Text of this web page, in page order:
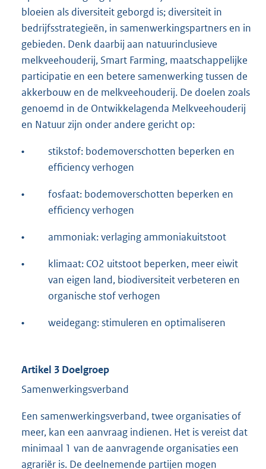
bloeien als diversiteit geborgd is; diversiteit in
bedrijfsstrategieën, in samenwerkingspartners en in
gebieden. Denk daarbij aan natuurinclusieve
melkveehouderij, Smart Farming, maatschappelijke
participatie en een betere samenwerking tussen de
akkerbouw en de melkveehouderij. De doelen zoals
genoemd in de Ontwikkelagenda Melkveehouderij
en Natuur zijn onder andere gericht op:
•
stikstof: bodemoverschotten beperken en
efficiency verhogen
•
fosfaat: bodemoverschotten beperken en
efficiency verhogen
• ammoniak: verlaging ammoniakuitstoot
•
klimaat: CO2 uitstoot beperken, meer eiwit
van eigen land, biodiversiteit verbeteren en
organische stof verhogen
• weidegang: stimuleren en optimaliseren
Artikel 3 Doelgroep
Samenwerkingsverband
Een samenwerkingsverband, twee organisaties of
meer, kan een aanvraag indienen. Het is vereist dat
minimaal 1 van de aanvragende organisaties een
agrariër is. De deelnemende partijen mogen